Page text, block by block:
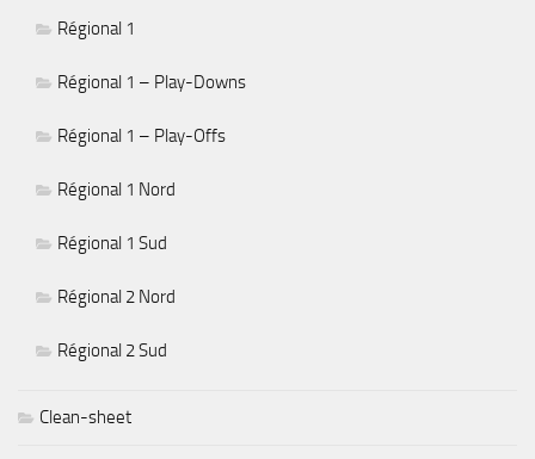
Régional 1
Régional 1 – Play-Downs
Régional 1 – Play-Offs
Régional 1 Nord
Régional 1 Sud
Régional 2 Nord
Régional 2 Sud
Clean-sheet